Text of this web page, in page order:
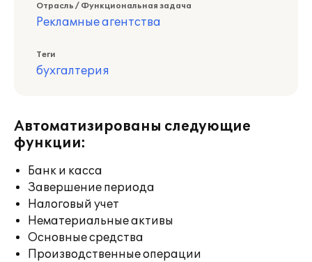
Отрасль / Функциональная задача
Рекламные агентства
Теги
бухгалтерия
Автоматизированы следующие
функции:
Банк и касса
Завершение периода
Налоговый учет
Нематериальные активы
Основные средства
Производственные операции